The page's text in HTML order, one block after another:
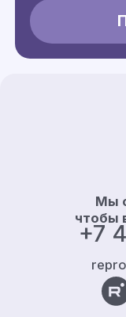
Контакты
+7
Мы
чтобы